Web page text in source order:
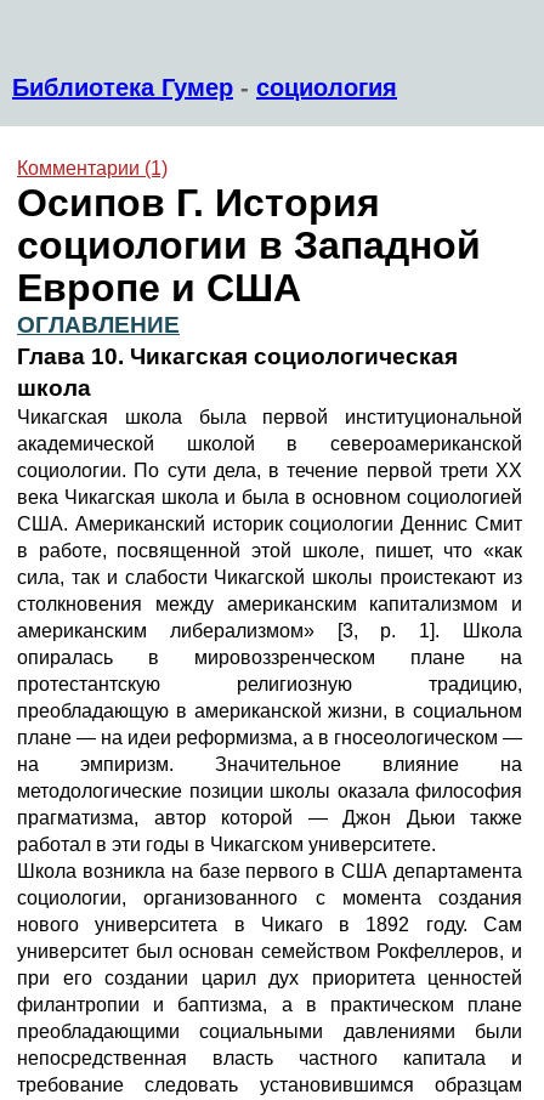
Библиотека Гумер - социология
Комментарии (1)
Осипов Г. История
социологии в Западной
Европе и США
ОГЛАВЛЕНИЕ
Глава 10. Чикагская социологическая
школа
Чикагская школа была первой институциональной
академической школой в североамериканской
социологии. По сути дела, в течение первой трети XX
века Чикагская школа и была в основном социологией
США. Американский историк социологии Деннис Смит
в работе, посвященной этой школе, пишет, что «как
сила, так и слабости Чикагской школы проистекают из
столкновения между американским капитализмом и
американским либерализмом» [3, р. 1]. Школа
опиралась в мировоззренческом плане на
протестантскую религиозную традицию,
преобладающую в американской жизни, в социальном
плане — на идеи реформизма, а в гносеологическом —
на эмпиризм. Значительное влияние на
методологические позиции школы оказала философия
прагматизма, автор которой — Джон Дьюи также
работал в эти годы в Чикагском университете.
Школа возникла на базе первого в США департамента
социологии, организованного с момента создания
нового университета в Чикаго в 1892 году. Сам
университет был основан семейством Рокфеллеров, и
при его создании царил дух приоритета ценностей
филантропии и баптизма, а в практическом плане
преобладающими социальными давлениями были
непосредственная власть частного капитала и
требование следовать установившимся образцам